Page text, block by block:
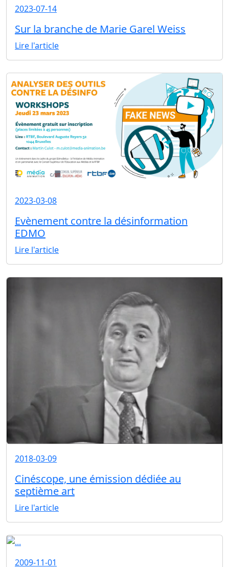
2023-07-14
Sur la branche de Marie Garel Weiss
Lire l'article
2023-03-08
Evènement contre la désinformation
EDMO
Lire l'article
2018-03-09
Cinéscope, une émission dédiée au
septième art
Lire l'article
2009-11-01